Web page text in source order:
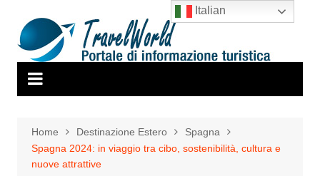
contenuto
Home Destinazione Estero
Spagna
Spagna 2024: in viaggio tra cibo, sostenibilità, cultura e
nuove attrattive
Italian